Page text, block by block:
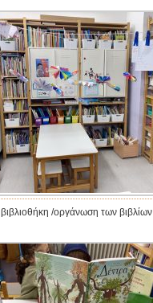
βιβλιοθήκη /οργάνωση των βιβλίων